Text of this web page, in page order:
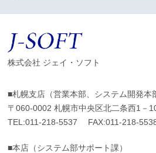
株式会社 ジェイ・ソフト
■札幌支店（営業本部、システム開発本
〒060-0002 札幌市中央区北二条西1
TEL:011-218-5537 FAX:011-218-
■本店（システム部サポート課）